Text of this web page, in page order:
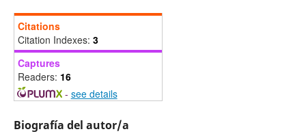
Citations
Citation Indexes: 3
Captures
Readers: 16
- see details
Biografía del autor/a